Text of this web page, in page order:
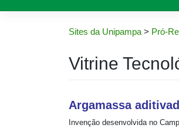
Sites da Unipampa> Pró-
Vitrine
Argamassa
Invenção desenvolvida no